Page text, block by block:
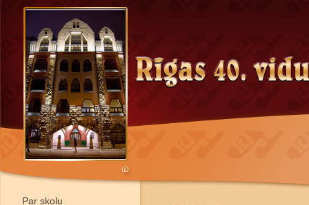
Par skolu